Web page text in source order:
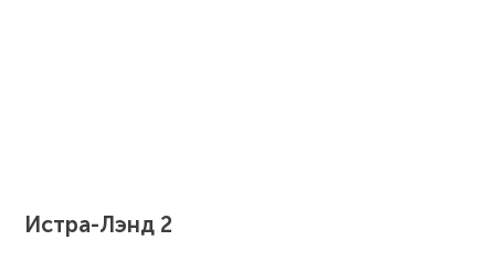
Истра-Лэнд 2